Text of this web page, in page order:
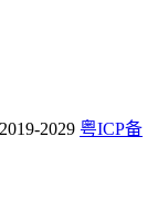
2029 粤ICP备